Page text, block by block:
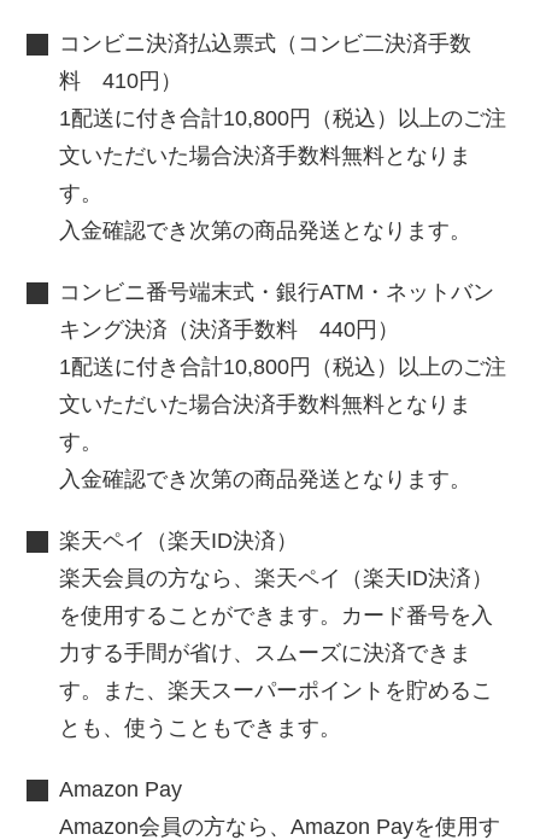
コンビニ決済払込票式（コンビ二決済手数
料 410円）
1配送に付き合計10,800円（税込）以上のご注
文いただいた場合決済手数料無料となりま
す。
入金確認でき次第の商品発送となります。
コンビニ番号端末式・銀行ATM・ネットバン
キング決済（決済手数料 440円）
1配送に付き合計10,800円（税込）以上のご注
文いただいた場合決済手数料無料となりま
す。
入金確認でき次第の商品発送となります。
楽天ペイ（楽天ID決済）
楽天会員の方なら、楽天ペイ（楽天ID決済）
を使用することができます。カード番号を入
力する手間が省け、スムーズに決済できま
す。また、楽天スーパーポイントを貯めるこ
とも、使うこともできます。
Amazon Pay
Amazon会員の方なら、Amazon Payを使用す